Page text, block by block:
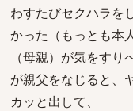
わすたびセクハラを
かった（もっとも本
（母親）が気をす
が親父をなじると、
カッと出して、